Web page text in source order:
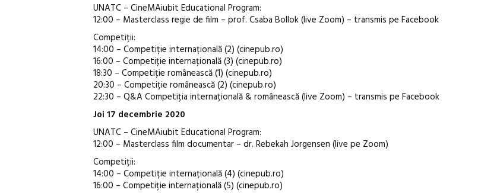
UNATC – CineMAiubit Educational Program:
12:00 – Masterclass regie de film – prof. Csaba Bollok (live Zoom) – transmis pe Facebook
Competiții:
14:00 – Competiție internațională (2) (cinepub.ro)
16:00 – Competiție internațională (3) (cinepub.ro)
18:30 – Competiție românească (1) (cinepub.ro)
20:30 – Competiție românească (2) (cinepub.ro)
22:30 – Q&A Competiția internațională & românească (live Zoom) – transmis pe Facebook
Joi 17 decembrie 2020
UNATC – CineMAiubit Educational Program:
12:00 – Masterclass film documentar – dr. Rebekah Jorgensen (live pe Zoom)
Competiții:
14:00 – Competiție internațională (4) (cinepub.ro)
16:00 – Competiție internațională (5) (cinepub.ro)